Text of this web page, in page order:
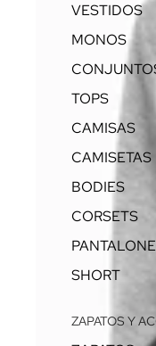
VESTIDOS
MONOS
TOPS
CAMISAS
CAMISETAS
BODIES
CORSETS
SHORT
ZAPATOS Y